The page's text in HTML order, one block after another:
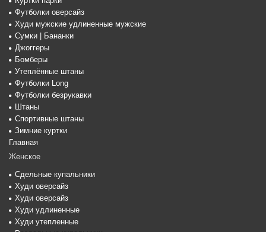
Футболки оверсайз
Худи мужские удлиненные мужские
Сумки | Бананки
Джоггеры
Бомберы
Утеплённые штаны
Футболки Long
Футболки безрукавки
Штаны
Спортивные штаны
Зимние куртки
Главная
Женское
Сдельные купальники
Худи оверсайз
Худи оверсайз
Худи удлиненные
Худи утепленные